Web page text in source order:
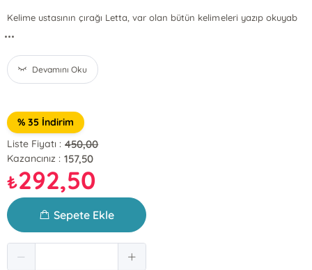
Kelime ustasının çırağı Letta, var olan bütün kelimeleri yazıp okuyab
...
Devamını Oku
% 35 İndirim
Liste Fiyatı : 450,00
Kazancınız : 157,50
₺292,50
Sepete Ekle